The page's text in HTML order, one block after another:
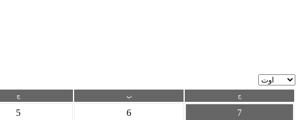
چ پ ج
5 6 7